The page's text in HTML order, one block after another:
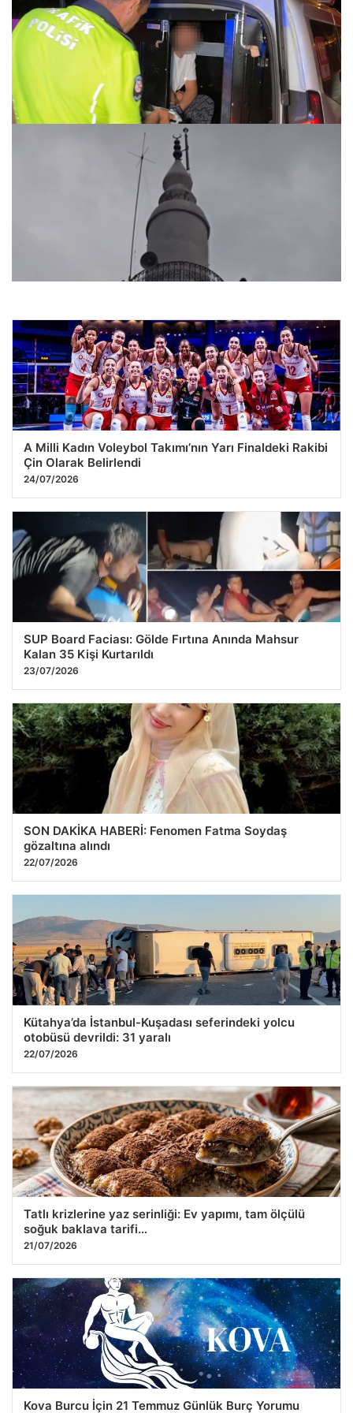
Polisin ehliyet ve kimlik istediği alkollü sürücü, “150 TL
Ankara’da kuvvetli sağanak. Yıldırım düştü, elektrik
sistemi devre dışı kaldı
25.07.2026 11:16
A Milli Kadın Voleybol Takımı’nın Yarı Finaldeki Rakibi
Çin Olarak Belirlendi
24/07/2026
SUP Board Faciası: Gölde Fırtına Anında Mahsur
Kalan 35 Kişi Kurtarıldı
23/07/2026
SON DAKİKA HABERİ: Fenomen Fatma Soydaş
gözaltına alındı
22/07/2026
Kütahya’da İstanbul-Kuşadası seferindeki yolcu
otobüsü devrildi: 31 yaralı
22/07/2026
Tatlı krizlerine yaz serinliği: Ev yapımı, tam ölçülü
soğuk baklava tarifi…
21/07/2026
Kova Burcu İçin 21 Temmuz Günlük Burç Yorumu